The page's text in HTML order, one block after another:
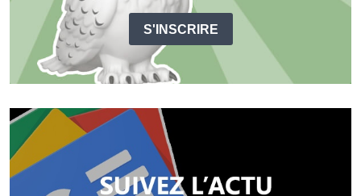
S'INSCRIRE